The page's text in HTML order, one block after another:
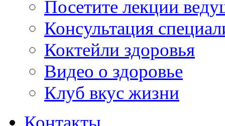
Посетите лекции
Консультация
Коктейли здоровья
Видео о здоровье
Клуб вкус жизни